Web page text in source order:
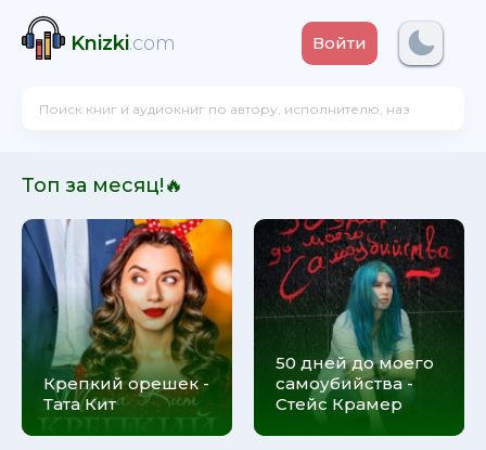
Knizki.com Войти
Топ за месяц!🔥
Крепкий орешек -
Тата Кит
50 дней до моего
самоубийства -
Стейс Крамер